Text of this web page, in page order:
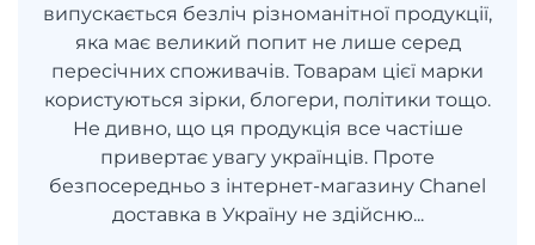
випускається безліч різноманітної продукції,
яка має великий попит не лише серед
пересічних споживачів. Товарам цієї марки
користуються зірки, блогери, політики тощо.
Не дивно, що ця продукція все частіше
привертає увагу українців. Проте
безпосередньо з інтернет-магазину Chanel
доставка в Україну не здійсню...